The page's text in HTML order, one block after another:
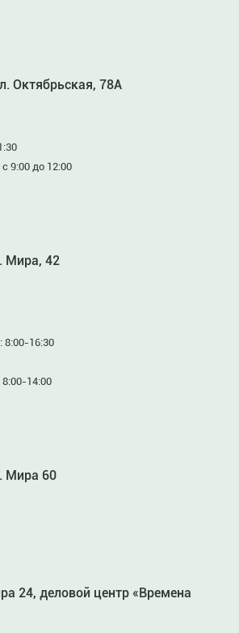
Октябрьская, 78А
9:00 до 12:00
Мира, 42
8:00-16:30
8:00-14:00
Мира 60
24, деловой центр «Времена